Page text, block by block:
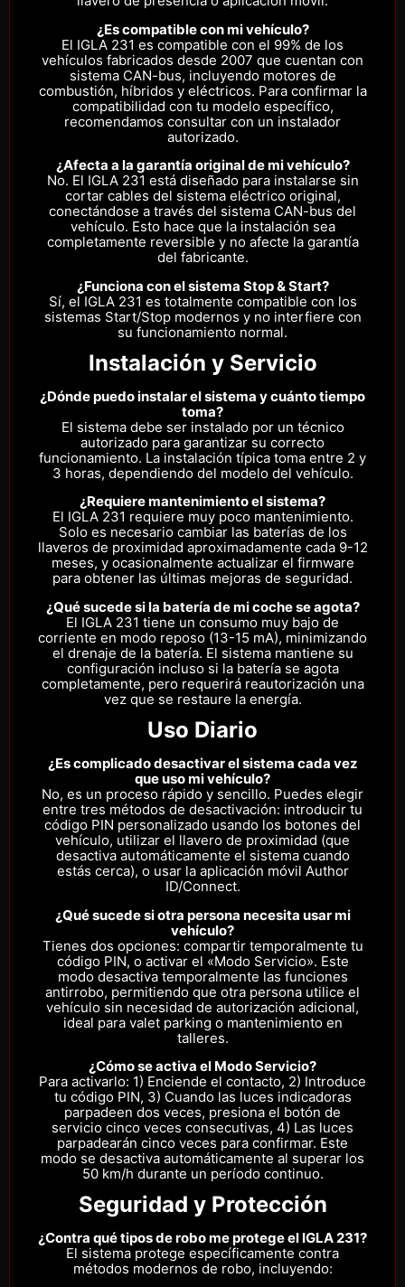
¿Es compatible con mi vehículo?
El IGLA 231 es compatible con el 99% de los
vehículos fabricados desde 2007 que cuentan con
sistema CAN-bus, incluyendo motores de
combustión, híbridos y eléctricos. Para confirmar la
compatibilidad con tu modelo específico,
recomendamos consultar con un instalador
autorizado.
¿Afecta a la garantía original de mi vehículo?
No. El IGLA 231 está diseñado para instalarse sin
cortar cables del sistema eléctrico original,
conectándose a través del sistema CAN-bus del
vehículo. Esto hace que la instalación sea
completamente reversible y no afecte la garantía
del fabricante.
¿Funciona con el sistema Stop & Start?
Sí, el IGLA 231 es totalmente compatible con los
sistemas Start/Stop modernos y no interfiere con
su funcionamiento normal.
Instalación y Servicio
¿Dónde puedo instalar el sistema y cuánto tiempo
toma?
El sistema debe ser instalado por un técnico
autorizado para garantizar su correcto
funcionamiento. La instalación típica toma entre 2 y
3 horas, dependiendo del modelo del vehículo.
¿Requiere mantenimiento el sistema?
El IGLA 231 requiere muy poco mantenimiento.
Solo es necesario cambiar las baterías de los
llaveros de proximidad aproximadamente cada 9-12
meses, y ocasionalmente actualizar el firmware
para obtener las últimas mejoras de seguridad.
¿Qué sucede si la batería de mi coche se agota?
El IGLA 231 tiene un consumo muy bajo de
corriente en modo reposo (13-15 mA), minimizando
el drenaje de la batería. El sistema mantiene su
configuración incluso si la batería se agota
completamente, pero requerirá reautorización una
vez que se restaure la energía.
Uso Diario
¿Es complicado desactivar el sistema cada vez
que uso mi vehículo?
No, es un proceso rápido y sencillo. Puedes elegir
entre tres métodos de desactivación: introducir tu
código PIN personalizado usando los botones del
vehículo, utilizar el llavero de proximidad (que
desactiva automáticamente el sistema cuando
estás cerca), o usar la aplicación móvil Author
ID/Connect.
¿Qué sucede si otra persona necesita usar mi
vehículo?
Tienes dos opciones: compartir temporalmente tu
código PIN, o activar el «Modo Servicio». Este
modo desactiva temporalmente las funciones
antirrobo, permitiendo que otra persona utilice el
vehículo sin necesidad de autorización adicional,
ideal para valet parking o mantenimiento en
talleres.
¿Cómo se activa el Modo Servicio?
Para activarlo: 1) Enciende el contacto, 2) Introduce
tu código PIN, 3) Cuando las luces indicadoras
parpadeen dos veces, presiona el botón de
servicio cinco veces consecutivas, 4) Las luces
parpadearán cinco veces para confirmar. Este
modo se desactiva automáticamente al superar los
50 km/h durante un período continuo.
Seguridad y Protección
¿Contra qué tipos de robo me protege el IGLA 231?
El sistema protege específicamente contra
métodos modernos de robo, incluyendo: